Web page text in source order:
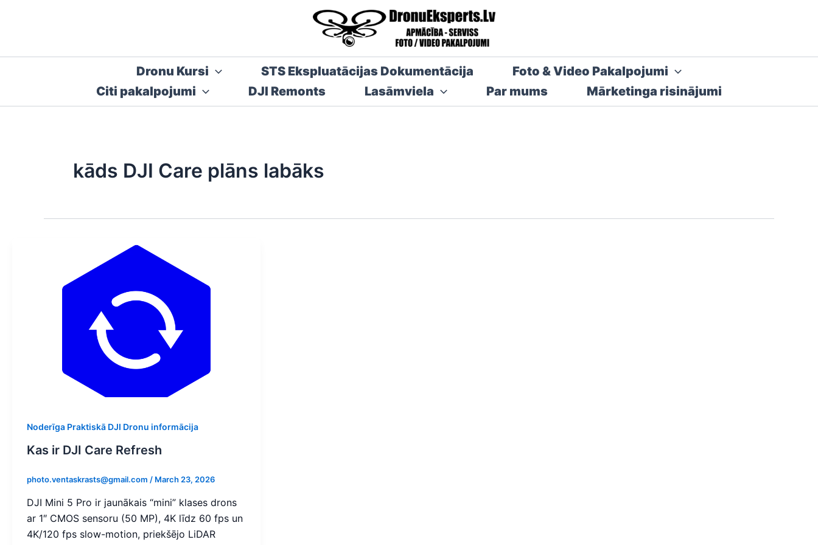
Dronu Kursi STS Ekspluatācijas Dokumentācija
Foto & Video Pakalpojumi
Citi pakalpojumi
DJI Remonts Lasāmviela Par mums Mārketinga risinājumi
kāds DJI Care plāns labāks
Noderīga Praktiskā DJI Dronu informācija
Kas ir DJI Care Refresh
photo.ventaskrasts@gmail.com / March 23, 2026
DJI Mini 5 Pro ir jaunākais “mini” klases drons
ar 1″ CMOS sensoru (50 MP), 4K līdz 60 fps un
4K/120 fps slow-motion, priekšējo LiDAR